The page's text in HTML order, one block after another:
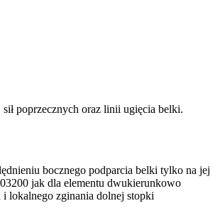
poprzecznych oraz linii ugięcia belki.
bocznego podparcia belki tylko na jej
jak dla elementu dwukierunkowo
lokalnego zginania dolnej stopki